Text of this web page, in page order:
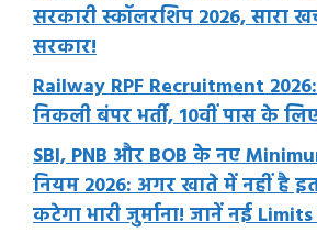
सरकारी स्कॉलरशिप 2026, सारा
सरकार!
Railway RPF Recruitment
निकली बंपर भर्ती, 10वीं पास के
SBI, PNB और BOB के नए
नियम 2026: अगर खाते में नहीं है
कटेगा भारी जुर्माना! जानें नई